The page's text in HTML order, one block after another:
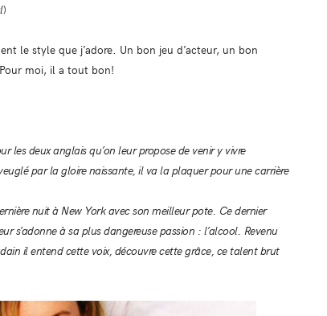
)
le style que j’adore. Un bon jeu d’acteur, un bon
moi, il a tout bon!
les deux anglais qu’on leur propose de venir y vivre
par la gloire naissante, il va la plaquer pour une carrière
nuit à New York avec son meilleur pote. Ce dernier
s’adonne à sa plus dangereuse passion : l’alcool. Revenu
il entend cette voix, découvre cette grâce, ce talent brut